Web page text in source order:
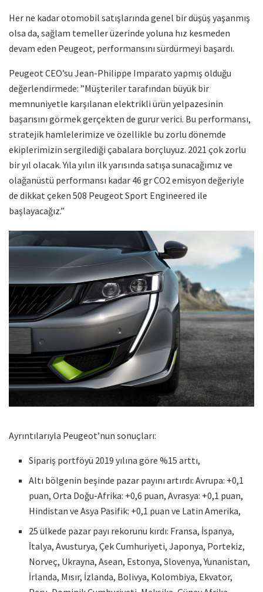
Her ne kadar otomobil satışlarında genel bir düşüş yaşanmış
olsa da, sağlam temeller üzerinde yoluna hız kesmeden
devam eden Peugeot, performansını sürdürmeyi başardı.
Peugeot CEO’su Jean-Philippe Imparato yapmış olduğu
değerlendirmede: ”Müşteriler tarafından büyük bir
memnuniyetle karşılanan elektrikli ürün yelpazesinin
başarısını görmek gerçekten de gurur verici. Bu performansı,
stratejik hamlelerimize ve özellikle bu zorlu dönemde
ekiplerimizin sergilediği çabalara borçluyuz. 2021 çok zorlu
bir yıl olacak. Yıla yılın ilk yarısında satışa sunacağımız ve
olağanüstü performansı kadar 46 gr CO2 emisyon değeriyle
de dikkat çeken 508 Peugeot Sport Engineered ile
başlayacağız.”
Ayrıntılarıyla Peugeot’nun sonuçları:
Sipariş portföyü 2019 yılına göre %15 arttı,
Altı bölgenin beşinde pazar payını artırdı: Avrupa: +0,1
puan, Orta Doğu-Afrika: +0,6 puan, Avrasya: +0,1 puan,
Hindistan ve Asya Pasifik: +0,1 puan ve Latin Amerika,
25 ülkede pazar payı rekorunu kırdı: Fransa, İspanya,
İtalya, Avusturya, Çek Cumhuriyeti, Japonya, Portekiz,
Norveç, Ukrayna, Asean, Estonya, Slovenya, Yunanistan,
İrlanda, Mısır, İzlanda, Bolivya, Kolombiya, Ekvator,